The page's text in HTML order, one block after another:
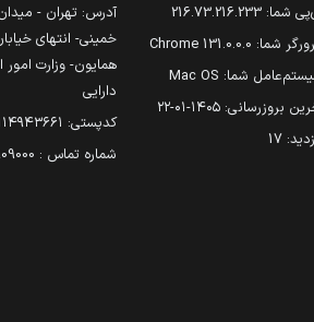
شما: 216.73.216.233
شما: 131.0.0.0 Chrome
شما: Mac OS
بروزرسانی: ۱۴۰۵-۰۱-۲۲
17
آدرس: تهران -
خمینی- انتهای
همایون- وزارت امور
دارایی
کدپستی: ۱۱۱۴۹۴۳۶۶۱
شماره تماس : 39909000